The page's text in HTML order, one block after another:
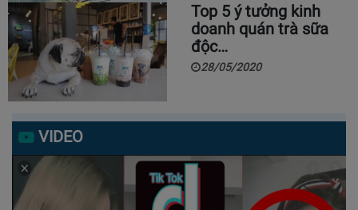
Top 5 ý tưởng kinh
doanh quán trà sữa
độc…
28/05/2020
VIDEO